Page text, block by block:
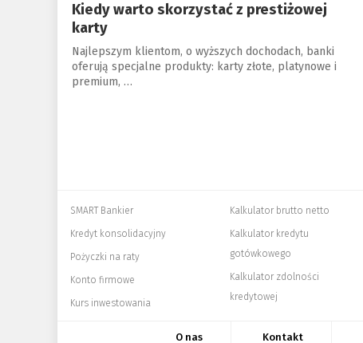
Kiedy warto skorzystać z prestiżowej
karty
Najlepszym klientom, o wyższych dochodach, banki
oferują specjalne produkty: karty złote, platynowe i
premium, …
SMART Bankier
Kredyt konsolidacyjny
Pożyczki na raty
Konto firmowe
Kurs inwestowania
Kalkulator brutto netto
Kalkulator kredytu
gotówkowego
Kalkulator zdolności
kredytowej
O nas Kontakt